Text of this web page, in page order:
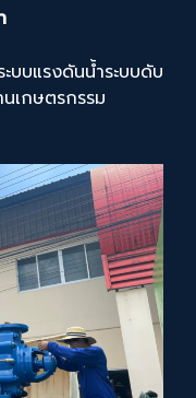
บบแรงดันน้ำระบบดับ
เกษตรกรรม